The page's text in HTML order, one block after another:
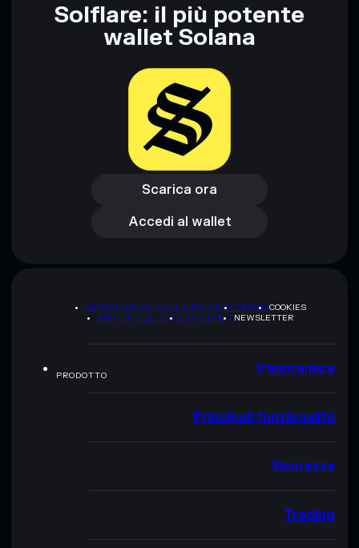
Solflare: il più potente
wallet Solana
Scarica ora
Scarica ora
Accedi al wallet
Accedi al wallet
INFORMATIVA SULLA PRIVACYTERMSCOOKIES
MAPPA DEL SITOBRAND KITNEWSLETTER
PRODOTTO Panoramica
Principali funzionalità
Sicurezza
Trading